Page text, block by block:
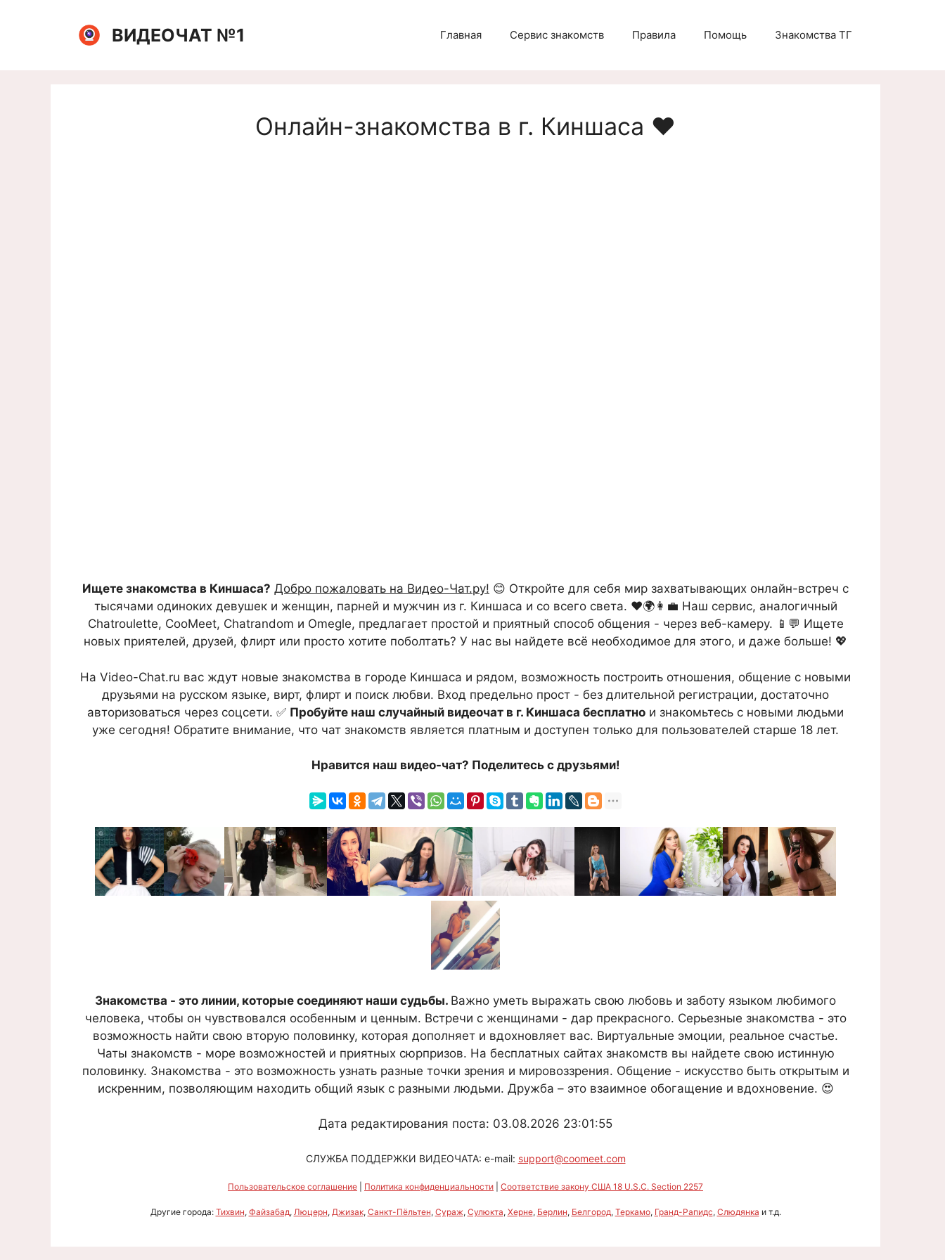
содержимому
ВИДЕОЧАТ №1 Главная Сервис знакомств Правила Помощь Знакомства ТГ
Онлайн-знакомства в г. Киншаса ❤️
Ищете знакомства в Киншаса? Добро пожаловать на Видео-Чат.ру! 😊 Откройте для себя мир захватывающих онлайн-встреч с
тысячами одиноких девушек и женщин, парней и мужчин из г. Киншаса и со всего света. ❤️🌍👩‍💼 Наш сервис, аналогичный
Chatroulette, CooMeet, Chatrandom и Omegle, предлагает простой и приятный способ общения - через веб-камеру. 📱💬 Ищете
новых приятелей, друзей, флирт или просто хотите поболтать? У нас вы найдете всё необходимое для этого, и даже больше! 💖
На Video-Chat.ru вас ждут новые знакомства в городе Киншаса и рядом, возможность построить отношения, общение с новыми
друзьями на русском языке, вирт, флирт и поиск любви. Вход предельно прост - без длительной регистрации, достаточно
авторизоваться через соцсети. ✅ Пробуйте наш случайный видеочат в г. Киншаса бесплатно и знакомьтесь с новыми людьми
уже сегодня! Обратите внимание, что чат знакомств является платным и доступен только для пользователей старше 18 лет.
Нравится наш видео-чат? Поделитесь с друзьями!
Знакомства - это линии, которые соединяют наши судьбы. Важно уметь выражать свою любовь и заботу языком любимого
человека, чтобы он чувствовался особенным и ценным. Встречи с женщинами - дар прекрасного. Серьезные знакомства - это
возможность найти свою вторую половинку, которая дополняет и вдохновляет вас. Виртуальные эмоции, реальное счастье.
Чаты знакомств - море возможностей и приятных сюрпризов. На бесплатных сайтах знакомств вы найдете свою истинную
половинку. Знакомства - это возможность узнать разные точки зрения и мировоззрения. Общение - искусство быть открытым и
искренним, позволяющим находить общий язык с разными людьми. Дружба – это взаимное обогащение и вдохновение. 😍
Дата редактирования поста: 03.08.2026 23:01:55
СЛУЖБА ПОДДЕРЖКИ ВИДЕОЧАТА: e-mail: support@coomeet.com
Пользовательское соглашение Политика конфиденциальности Соответствие закону США 18 U.S.C. Section 2257
Другие города: Тихвин, Файзабад, Люцерн, Джизак, Санкт-Пёльтен, Сураж, Сулюкта, Херне, Берлин, Белгород, Теркамо, Гранд-Рапидс, Слюдянка и т.д.